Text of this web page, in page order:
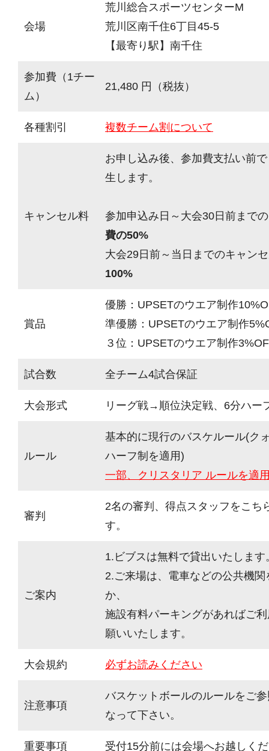
会場
荒川総合スポーツセンターM
荒川区南千住6丁目45-5
【最寄り駅】南千住
参加費（1チー
ム）
21,480 円（税抜）
各種割引 複数チーム割について
キャンセル料
お申し込み後、参加費支払い前
生します。
参加申込み日～大会30日前まで
費の50%
大会29日前～当日までのキャン
100%
賞品
優勝：UPSETのウエア制作
準優勝：UPSETのウエア制作
３位：UPSETのウエア制作
試合数 全チーム4試合保証
大会形式 リーグ戦→順位決定戦、6分ハー
ルール
基本的に現行のバスケルール(ク
ハーフ制を適用)
一部、クリスタリア ルールを適
審判
2名の審判、得点スタッフをこち
す。
ご案内
1.ビブスは無料で貸出いたします
2.ご来場は、電車などの公共機
か、
施設有料パーキングがあればご
願いいたします。
大会規約 必ずお読みください
注意事項
バスケットボールのルールをご
なって下さい。
重要事項 受付15分前には会場へお越しく